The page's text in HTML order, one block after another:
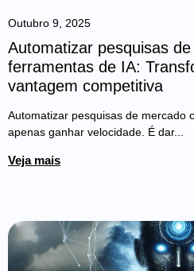
Outubro 9, 2025
Automatizar pesquisas
ferramentas de IA:
vantagem competitiva
Automatizar pesquisas de mercado
apenas ganhar velocidade. É dar...
Veja mais